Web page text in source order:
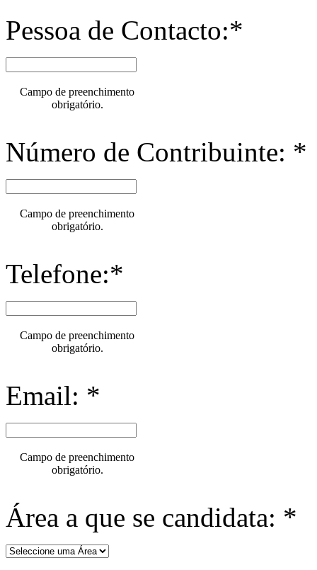
Pessoa de Contacto:*
Campo de preenchimento
obrigatório.
Número de Contribuinte: *
Campo de preenchimento
obrigatório.
Telefone:*
Campo de preenchimento
obrigatório.
Email: *
Campo de preenchimento
obrigatório.
Área a que se candidata: *